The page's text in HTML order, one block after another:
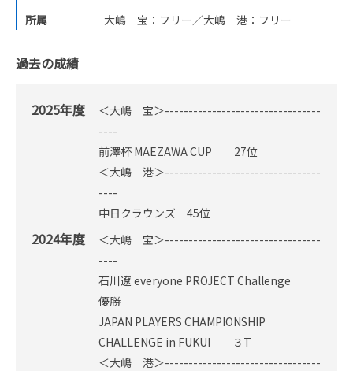
所属
大嶋 宝：フリー／大嶋 港：フリー
過去の成績
2025年度
＜大嶋 宝＞---------------------------------
----
前澤杯 MAEZAWA CUP 27位
＜大嶋 港＞---------------------------------
----
中日クラウンズ 45位
2024年度
＜大嶋 宝＞---------------------------------
----
石川遼 everyone PROJECT Challenge
優勝
JAPAN PLAYERS CHAMPIONSHIP
CHALLENGE in FUKUI ３T
＜大嶋 港＞---------------------------------